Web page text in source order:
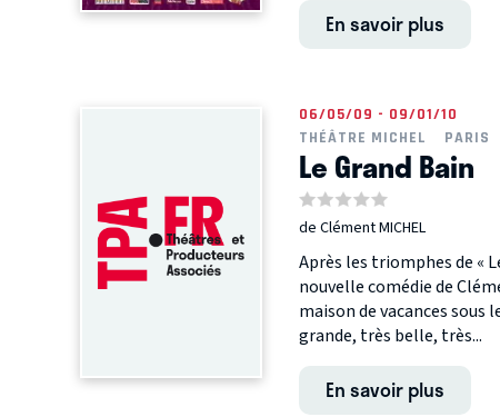
En savoir plus
06/05/09 - 09/01/10
THÉÂTRE MICHEL
PARIS
Le Grand Bain
de Clément MICHEL
Après les triomphes de «
nouvelle comédie de
maison de vacances
grande, très belle, très...
En savoir plus